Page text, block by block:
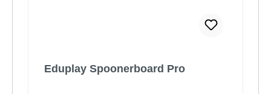
Eduplay Spoonerboard Pro